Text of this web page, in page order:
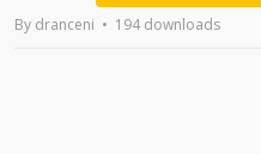
By dranceni 194 downloads